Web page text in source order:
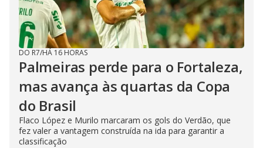
DO R7/HÁ 16 HORAS
Palmeiras perde para o Fortaleza,
mas avança às quartas da Copa
do Brasil
Flaco López e Murilo marcaram os gols do Verdão, que
fez valer a vantagem construída na ida para garantir a
classificação